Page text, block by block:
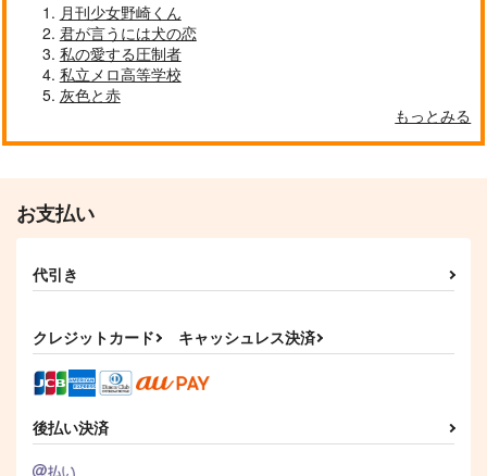
月刊少女野崎くん
君が言うには犬の恋
私の愛する圧制者
私立メロ高等学校
灰色と赤
もっとみる
お支払い
代引き
クレジットカード キャッシュレス決済
後払い決済